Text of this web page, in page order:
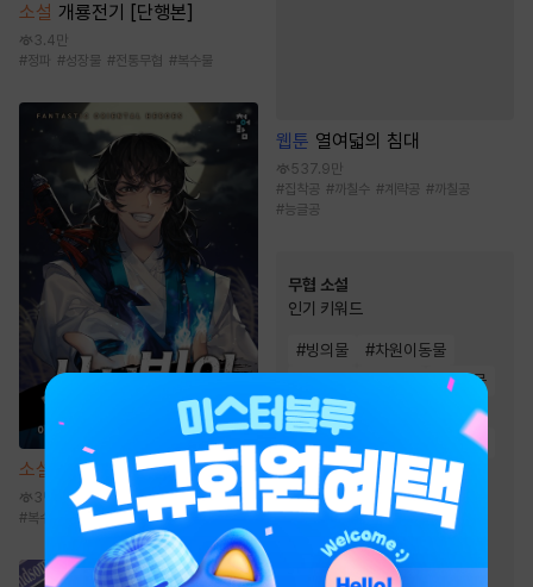
소설 개룡전기 [단행본]
3.4만
#정파 #성장물 #전통무협 #복수물
소설 사신빙의
3만
#복수물 빙의물 신무협
웹툰 열여덟의 침대
537.9만
#집착공 #까칠수 #계략공 #까칠공
#능글공
무협 소설
인기 키워드
#빙의물 #차원이동물
생존물
#귀환물
회귀물
#유쾌함
환생물
# 비장함 복수물
마교
#천하제일인 #천마
성장물 #사이다물
먼치킨 검객/무사